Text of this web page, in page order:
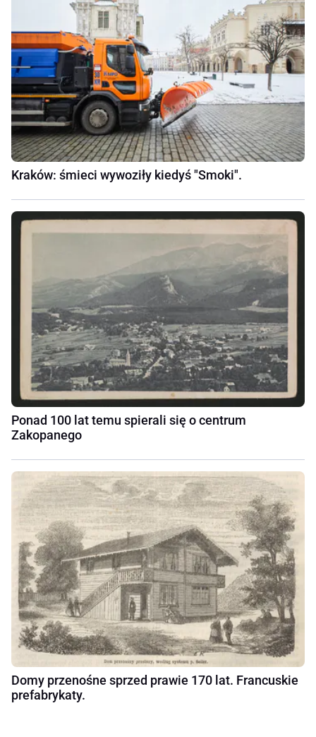
Kraków: śmieci wywoziły kiedyś "Smoki".
Ponad 100 lat temu spierali się o centrum
Zakopanego
Domy przenośne sprzed prawie 170 lat. Francuskie
prefabrykaty.